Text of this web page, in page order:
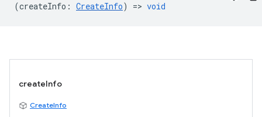
(createInfo : CreateInfo) => void
createInfo
CreateInfo